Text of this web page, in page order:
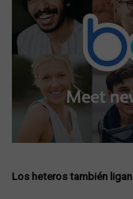
Los heteros también ligan